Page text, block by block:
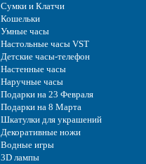
Сумки и Клатчи
Кошельки
Умные часы
Настольные часы VST
Детские часы-телефон
Настенные часы
Наручные часы
Подарки на 23 Февраля
Подарки на 8 Марта
Шкатулки для украшений
Декоративные ножи
Водные игры
3D лампы